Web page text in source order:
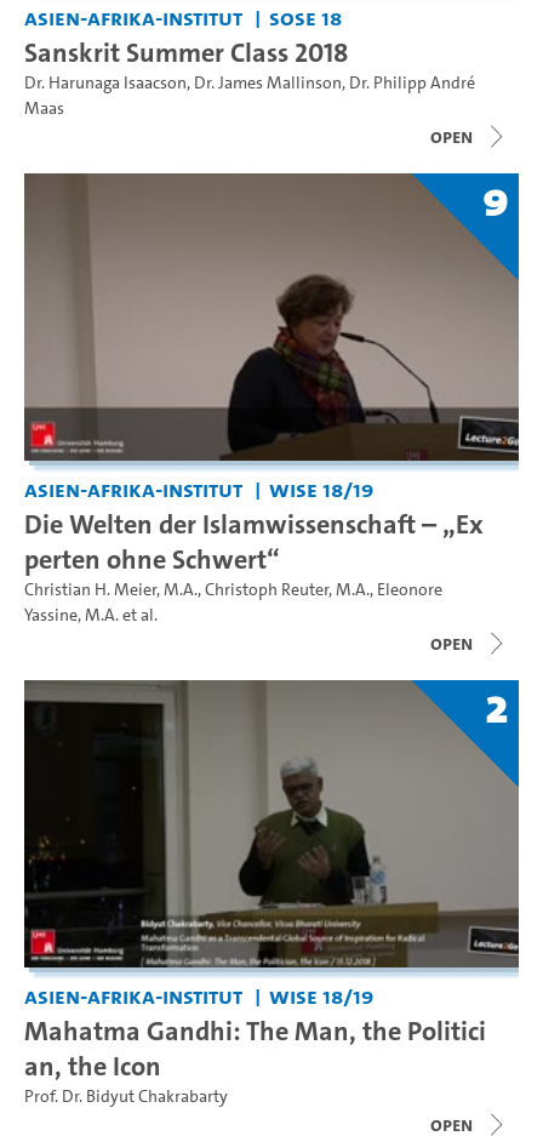
Asien-Afrika-Institut SoSe 18
Sanskrit Summer Class 2018
Dr. Harunaga Isaacson, Dr. James Mallinson, Dr. Philipp André
Maas
open
9
Asien-Afrika-Institut WiSe 18/19
Die Welten der Islamwissenschaft – „Ex
perten ohne Schwert“
Christian H. Meier, M.A.,Christoph Reuter, M.A., Eleonore
Yassine, M.A.et al.
open
2
Asien-Afrika-Institut WiSe 18/19
Mahatma Gandhi: The Man, the Politici
an, the Icon
Prof. Dr. Bidyut Chakrabarty
open